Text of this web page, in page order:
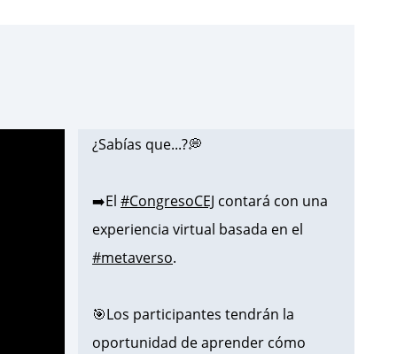
¿Sabías que...?💭
➡️El #CongresoCEJ contará con una
experiencia virtual basada en el
#metaverso.
🎯Los participantes tendrán la
oportunidad de aprender cómo